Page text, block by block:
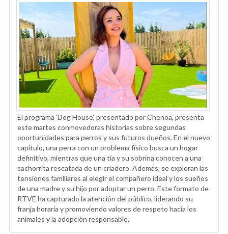
El programa 'Dog House', presentado por Chenoa, presenta
este martes conmovedoras historias sobre segundas
oportunidades para perros y sus futuros dueños. En el nuevo
capítulo, una perra con un problema físico busca un hogar
definitivo, mientras que una tía y su sobrina conocen a una
cachorrita rescatada de un criadero. Además, se exploran las
tensiones familiares al elegir el compañero ideal y los sueños
de una madre y su hijo por adoptar un perro. Este formato de
RTVE ha capturado la atención del público, liderando su
franja horaria y promoviendo valores de respeto hacia los
animales y la adopción responsable.